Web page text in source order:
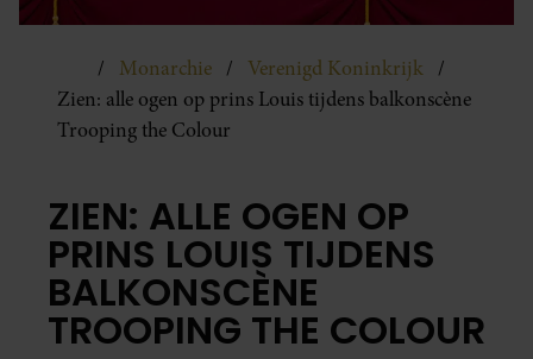
Monarchie
Verenigd Koninkrijk
Zien: alle ogen op prins Louis tijdens balkonscène
Trooping the Colour
ZIEN: ALLE OGEN OP
PRINS LOUIS TIJDENS
BALKONSCÈNE
TROOPING THE COLOUR